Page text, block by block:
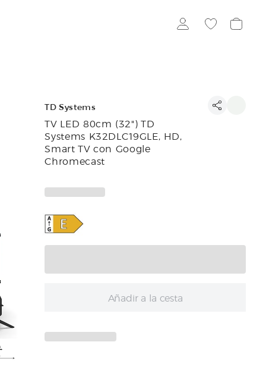
TD Systems
TV LED 80cm (32") TD
Systems K32DLC19GLE, HD,
Smart TV con Google
Chromecast
Añadir a la cesta